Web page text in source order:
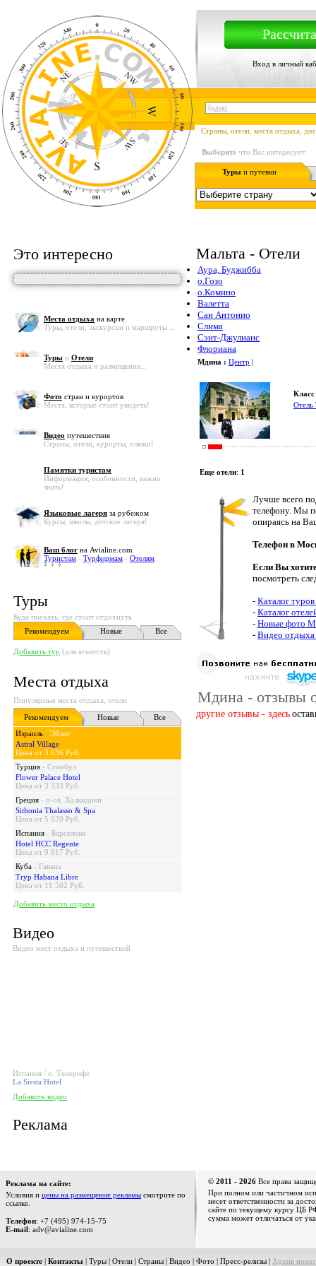
Вход в личный
Страны, отели, места отдыха,
Выберите что Вас интересует:
Туры и путевки
Это интересно
Места отдыха на карте
Туры, отели, экскурсии и маршруты ...
Туры и Отели
Места отдыха и размещения...
Фото стран и курортов
Места, которые стоит увидеть!
Видео путешествия
Страны, отели, курорты, пляжи!
Памятки туристам
Информация, особенности, важно
знать!
Языковые лагеря за рубежом
Курсы, школы, детские лагеря!
Ваш блог на Avialine.com
Туристам - Турфирмам - Отелям
Туры
Куда поехать, где стоит отдохнуть
Рекомендуем
Новые Все
Добавить тур (для агентств)
Места отдыха
Популярные места отдыха, отели
Рекомендуем
Новые
Все
Израиль - Эйлат
Astral Village
Цена от 3 636 Руб.
Турция - Стамбул
Flower Palace Hotel
Цена от 3 333 Руб.
Греция - п-ов. Халкидики
Sithonia Thalasso & Spa
Цена от 5 939 Руб.
Испания - Барселона
Hotel HCC Regente
Цена от 9 817 Руб.
Куба - Гавана
Tryp Habana Libre
Цена от 11 502 Руб.
Добавить место отдыха
Видео
Видео мест отдыха и путешествий
Испания / о. Тенерифе
La Siesta Hotel
Добавить видео
Реклама
Мальта - Отели
Аура, Буджибба
о.Гозо
о.Комино
Валетта
Сан Антонио
Слима
Сэнт-Джулианс
Флориана
Мдина : Центр |
Отель
Еще отели: 1
Лучше всего
телефону. Мы
опираясь на
Телефон в
Если Вы
посмотреть
- Каталог
- Каталог
- Новые фото
- Видео отдыха
Мдина - отзывы
другие отзывы - здесь
Реклама на сайте:
Условия и цены на размещение рекламы смотрите по
ссылке.
Телефон: +7 (495) 974-15-75
E-mail: adv@avialine.com
© 2011 - 2026 Все права
При полном или частичном
несет ответственности за
сайте по текущему курсу ЦБ
сумма может отличаться от
О проекте | Контакты | Туры | Отели | Страны | Видео | Фото | Пресс-релизы | Архив